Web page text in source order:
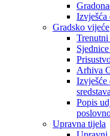
Izvješća
Gradsko vijeće
Trenutni
Arhiva
Izvješće
Popis
Upravna tijela